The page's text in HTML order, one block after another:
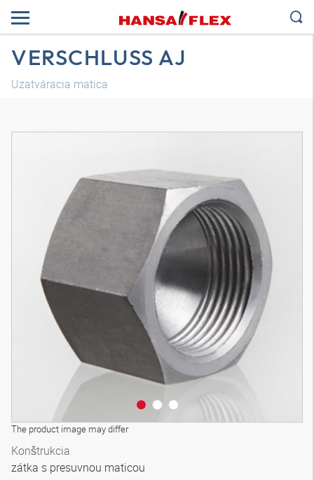
VERSCHLUSS AJ
Uzatváracia matica
The product image may differ
3D model
Konštrukcia
zátka s presuvnou maticou